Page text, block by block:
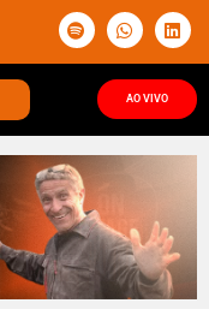
AO VIVO